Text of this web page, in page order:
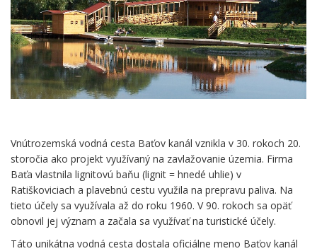
Vnútrozemská vodná cesta Baťov kanál vznikla v 30. rokoch 20.
storočia ako projekt využívaný na zavlažovanie územia. Firma
Baťa vlastnila lignitovú baňu (lignit = hnedé uhlie) v
Ratiškoviciach a plavebnú cestu využila na prepravu paliva. Na
tieto účely sa využívala až do roku 1960. V 90. rokoch sa opäť
obnovil jej význam a začala sa využívať na turistické účely.
Táto unikátna vodná cesta dostala oficiálne meno Baťov kanál